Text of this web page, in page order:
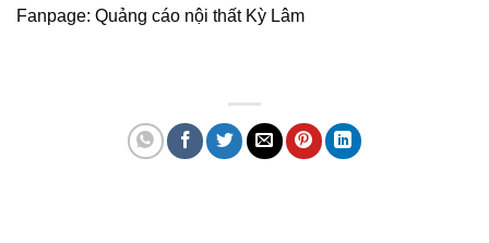
Fanpage: Quảng cáo nội thất Kỳ Lâm